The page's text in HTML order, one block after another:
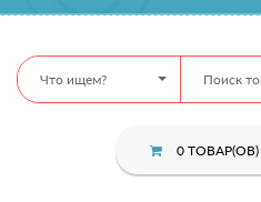
Что ищем?
0 ТОВАР(ОВ)